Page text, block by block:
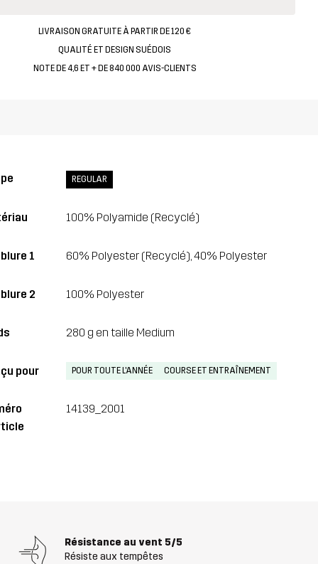
LIVRAISON GRATUITE À PARTIR DE 120 €
QUALITÉ ET DESIGN SUÉDOIS
NOTE DE 4,6 ET + DE 840 000 AVIS-CLIENTS
REGULAR
100% Polyamide (Recyclé)
1 60% Polyester (Recyclé), 40% Polyester
2 100% Polyester
280 g en taille Medium
pour POUR TOUTE L'ANNÉE COURSE ET ENTRAÎNEMENT
14139_2001
Résistance au vent 5/5
Résiste aux tempêtes